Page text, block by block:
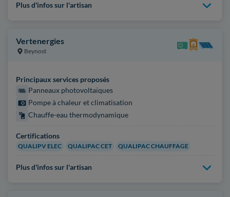
Plus d'infos sur l'artisan
Vertenergies
Beynost
Principaux services proposés
Panneaux photovoltaïques
Pompe à chaleur et climatisation
Chauffe-eau thermodynamique
Certifications
QUALIPV ELEC QUALIPAC CET QUALIPAC CHAUFFAGE
Plus d'infos sur l'artisan